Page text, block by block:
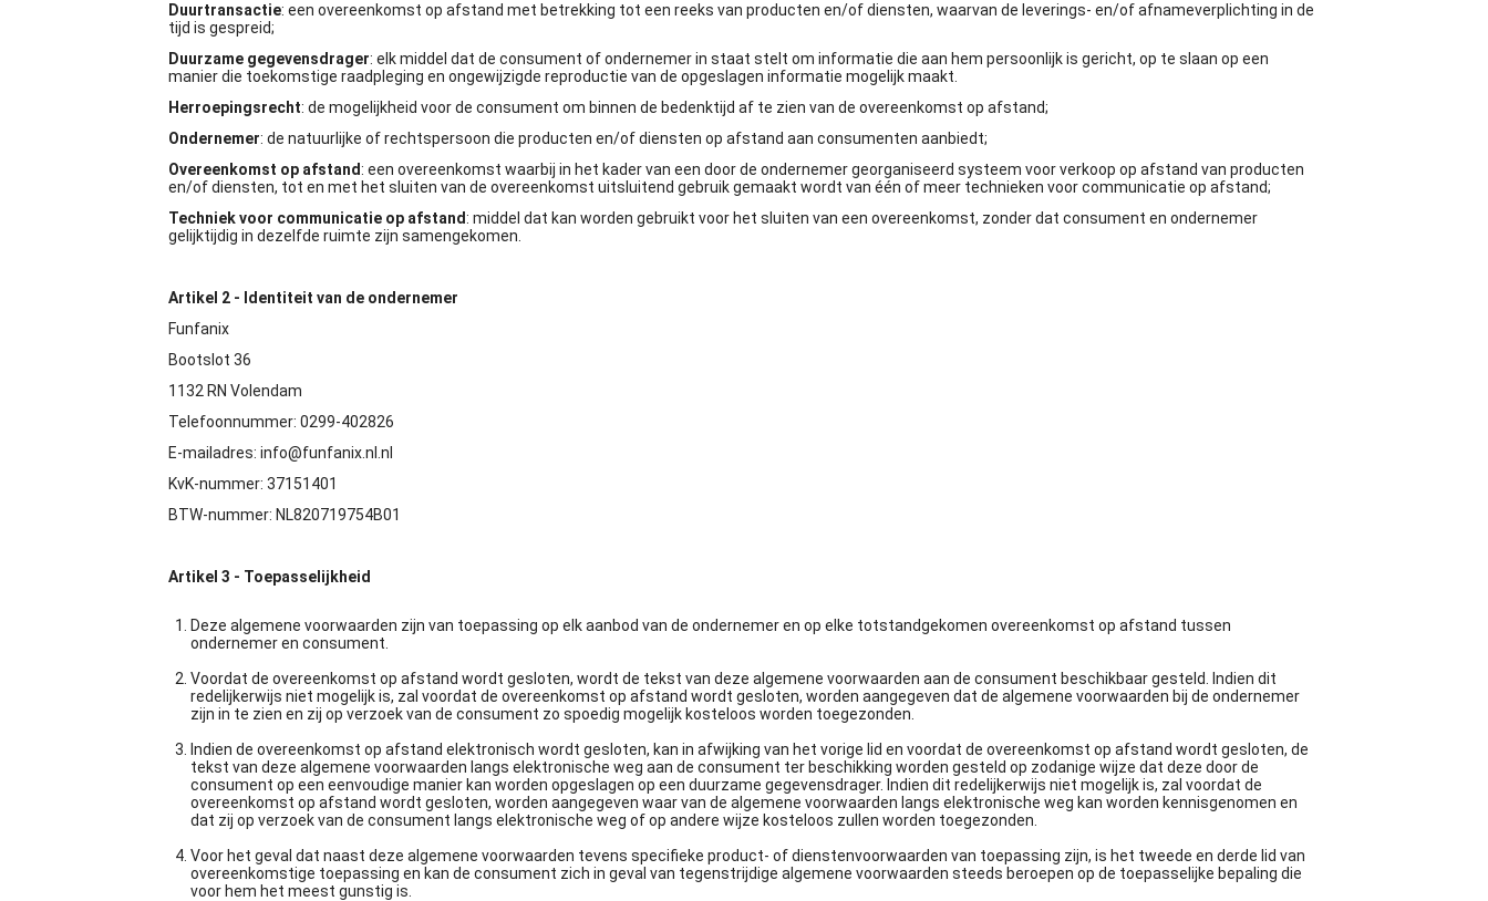
Duurtransactie: een overeenkomst op afstand met betrekking tot een reeks van producten en/of diensten, waarvan de leverings- en/of afnameverplichting in de
tijd is gespreid;
Duurzame gegevensdrager: elk middel dat de consument of ondernemer in staat stelt om informatie die aan hem persoonlijk is gericht, op te slaan op een
manier die toekomstige raadpleging en ongewijzigde reproductie van de opgeslagen informatie mogelijk maakt.
Herroepingsrecht: de mogelijkheid voor de consument om binnen de bedenktijd af te zien van de overeenkomst op afstand;
Ondernemer: de natuurlijke of rechtspersoon die producten en/of diensten op afstand aan consumenten aanbiedt;
Overeenkomst op afstand: een overeenkomst waarbij in het kader van een door de ondernemer georganiseerd systeem voor verkoop op afstand van producten
en/of diensten, tot en met het sluiten van de overeenkomst uitsluitend gebruik gemaakt wordt van één of meer technieken voor communicatie op afstand;
Techniek voor communicatie op afstand: middel dat kan worden gebruikt voor het sluiten van een overeenkomst, zonder dat consument en ondernemer
gelijktijdig in dezelfde ruimte zijn samengekomen.
Artikel 2 - Identiteit van de ondernemer
Funfanix
Bootslot 36
1132 RN Volendam
Telefoonnummer: 0299-402826
E-mailadres: info@funfanix.nl.nl
KvK-nummer: 37151401
BTW-nummer: NL820719754B01
Artikel 3 - Toepasselijkheid
Deze algemene voorwaarden zijn van toepassing op elk aanbod van de ondernemer en op elke totstandgekomen overeenkomst op afstand tussen
ondernemer en consument.
Voordat de overeenkomst op afstand wordt gesloten, wordt de tekst van deze algemene voorwaarden aan de consument beschikbaar gesteld. Indien dit
redelijkerwijs niet mogelijk is, zal voordat de overeenkomst op afstand wordt gesloten, worden aangegeven dat de algemene voorwaarden bij de ondernemer
zijn in te zien en zij op verzoek van de consument zo spoedig mogelijk kosteloos worden toegezonden.
Indien de overeenkomst op afstand elektronisch wordt gesloten, kan in afwijking van het vorige lid en voordat de overeenkomst op afstand wordt gesloten, de
tekst van deze algemene voorwaarden langs elektronische weg aan de consument ter beschikking worden gesteld op zodanige wijze dat deze door de
consument op een eenvoudige manier kan worden opgeslagen op een duurzame gegevensdrager. Indien dit redelijkerwijs niet mogelijk is, zal voordat de
overeenkomst op afstand wordt gesloten, worden aangegeven waar van de algemene voorwaarden langs elektronische weg kan worden kennisgenomen en
dat zij op verzoek van de consument langs elektronische weg of op andere wijze kosteloos zullen worden toegezonden.
Voor het geval dat naast deze algemene voorwaarden tevens specifieke product- of dienstenvoorwaarden van toepassing zijn, is het tweede en derde lid van
overeenkomstige toepassing en kan de consument zich in geval van tegenstrijdige algemene voorwaarden steeds beroepen op de toepasselijke bepaling die
voor hem het meest gunstig is.